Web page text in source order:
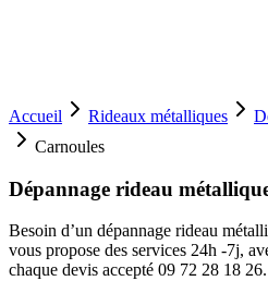
Accueil Rideaux métalliques
Carnoules
Dépannage rideau
Besoin d’un dépannage rideau
vous propose des services 24h -7j,
chaque devis accepté 09 72 28 18 26.